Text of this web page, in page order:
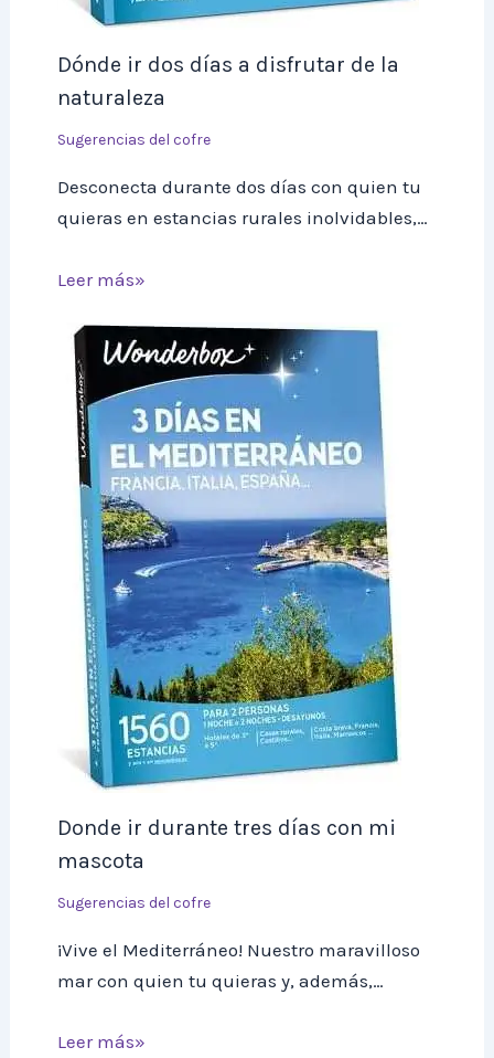
Dónde ir dos días a disfrutar de la
naturaleza
Sugerencias del cofre
Desconecta durante dos días con quien tu
quieras en estancias rurales inolvidables,…
Leer más»
Donde ir durante tres días con mi
mascota
Sugerencias del cofre
¡Vive el Mediterráneo! Nuestro maravilloso
mar con quien tu quieras y, además,…
Leer más»